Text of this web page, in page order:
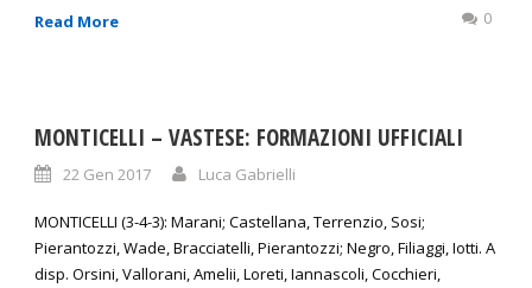
Read More 0
MONTICELLI – VASTESE: FORMAZIONI UFFICIALI
22 Gen 2017 Luca Gabrielli
MONTICELLI (3-4-3): Marani; Castellana, Terrenzio, Sosi;
Pierantozzi, Wade, Bracciatelli, Pierantozzi; Negro, Filiaggi, Iotti. A
disp. Orsini, Vallorani, Amelii, Loreti, Iannascoli, Cocchieri,